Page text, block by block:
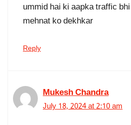
ummid hai ki aapka traffic
mehnat ko dekhkar
Reply
Mukesh Chandra
July 18, 2024 at 2:10 am